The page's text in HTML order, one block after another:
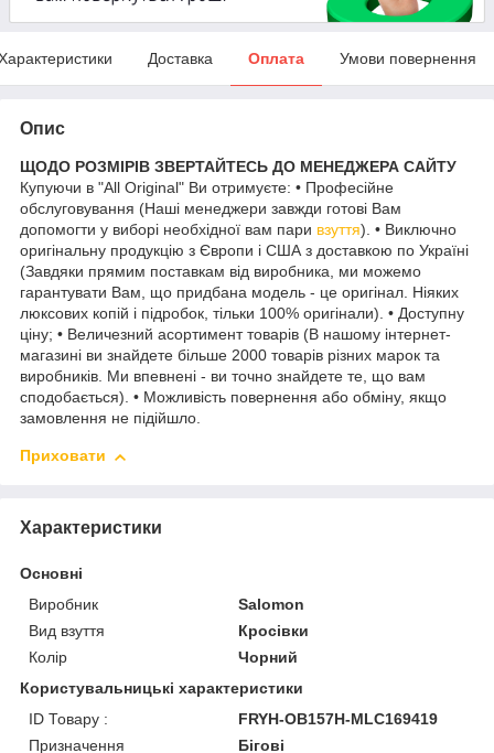
Доставка Оплата Умови повернення
Опис
ЩОДО РОЗМІРІВ ЗВЕРТАЙТЕСЬ ДО МЕНЕДЖЕРА САЙТУ
Купуючи в "All Original" Ви отримуєте: • Професійне
обслуговування (Наші менеджери завжди готові Вам
допомогти у виборі необхідної вам пари взуття). • Виключно
оригінальну продукцію з Європи і США з доставкою по Україні
(Завдяки прямим поставкам від виробника, ми можемо
гарантувати Вам, що придбана модель - це оригінал. Ніяких
люксових копій і підробок, тільки 100% оригінали). • Доступну
ціну; • Величезний асортимент товарів (В нашому інтернет-
магазині ви знайдете більше 2000 товарів різних марок та
виробників. Ми впевнені - ви точно знайдете те, що вам
сподобається). • Можливість повернення або обміну, якщо
замовлення не підійшло.
Приховати
Характеристики
Основні
Виробник
Salomon
Вид взуття
Кросівки
Колір
Чорний
Користувальницькі характеристики
ID Товару :
FRYH-OB157H-MLC169419
Призначення
Бігові